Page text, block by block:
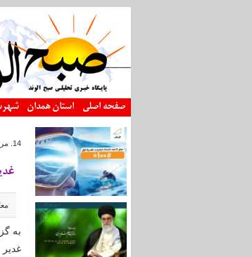
صفحه اصلی استان همدان
14. مرداد 1399 - 10:19
به
غدیر